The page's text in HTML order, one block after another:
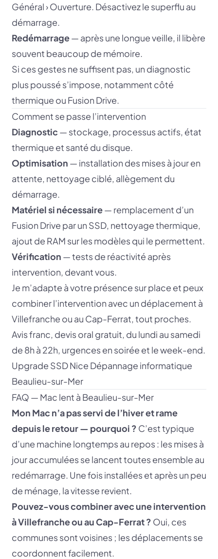
Général › Ouverture. Désactivez le superflu au
démarrage.
Redémarrage— après une longue veille, il libère
souvent beaucoup de mémoire.
Si ces gestes ne suffisent pas, un diagnostic
plus poussé s’impose, notamment côté
thermique ou Fusion Drive.
Comment se passe l’intervention
Diagnostic — stockage, processus actifs, état
thermique et santé du disque.
Optimisation — installation des mises à jour en
attente, nettoyage ciblé, allègement du
démarrage.
Matériel si nécessaire— remplacement d’un
Fusion Drive par un SSD, nettoyage thermique,
ajout de RAM sur les modèles qui le permettent.
Vérification — tests de réactivité après
intervention, devant vous.
Je m’adapte à votre présence sur place et peux
combiner l’intervention avec un déplacement à
Villefranche ou au Cap-Ferrat, tout proches.
Avis franc, devis oral gratuit, du lundi au samedi
de 8h à 22h, urgences en soirée et le week-end.
Upgrade SSD Nice Dépannage informatique
Beaulieu-sur-Mer
FAQ — Mac lent à Beaulieu-sur-Mer
Mon Mac n’a pas servi de l’hiver et rame
depuis le retour — pourquoi ? C’est typique
d’une machine longtemps au repos : les mises à
jour accumulées se lancent toutes ensemble au
redémarrage. Une fois installées et après un peu
de ménage, la vitesse revient.
Pouvez-vous combiner avec une intervention
à Villefranche ou au Cap-Ferrat ? Oui, ces
communes sont voisines ; les déplacements se
coordonnent facilement.